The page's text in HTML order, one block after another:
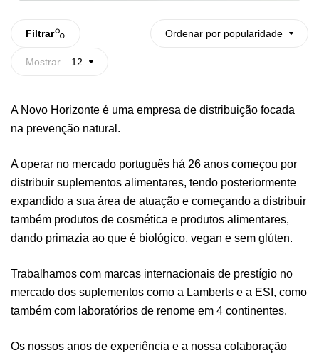
Filtrar Ordenar por popularidade
Mostrar 12
A Novo Horizonte é uma empresa de distribuição focada
na prevenção natural.
A operar no mercado português há 26 anos começou por
distribuir suplementos alimentares, tendo posteriormente
expandido a sua área de atuação e começando a distribuir
também produtos de cosmética e produtos alimentares,
dando primazia ao que é biológico, vegan e sem glúten.
Trabalhamos com marcas internacionais de prestígio no
mercado dos suplementos como a Lamberts e a ESI, como
também com laboratórios de renome em 4 continentes.
Os nossos anos de experiência e a nossa colaboração